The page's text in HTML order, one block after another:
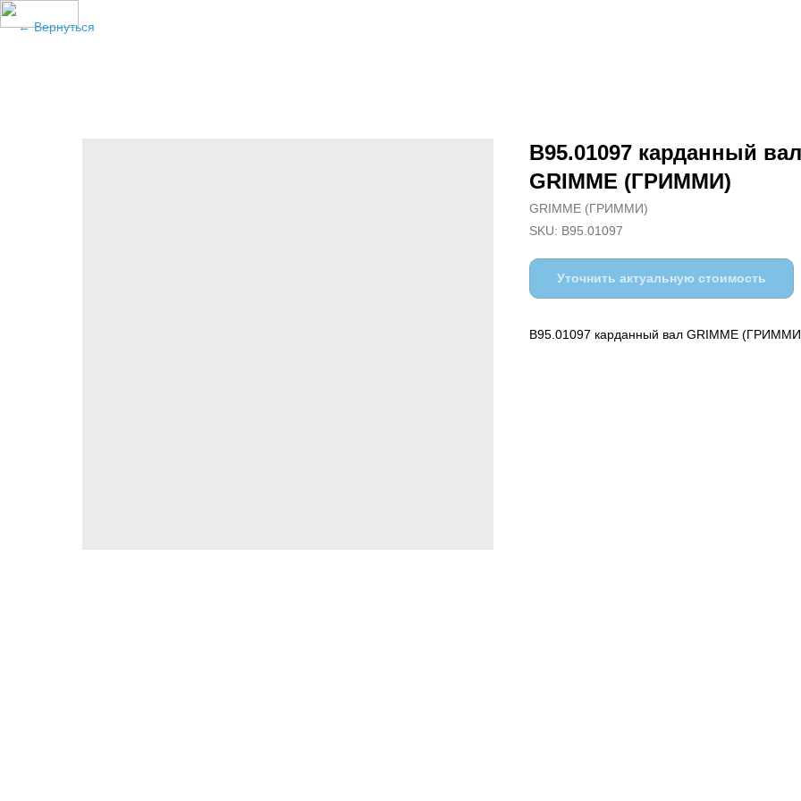
Вернуться
B95.01097 карданный вал
GRIMME (ГРИММИ)
GRIMME (ГРИММИ)
SKU: B95.01097
Уточнить актуальную стоимость
B95.01097 карданный вал GRIMME